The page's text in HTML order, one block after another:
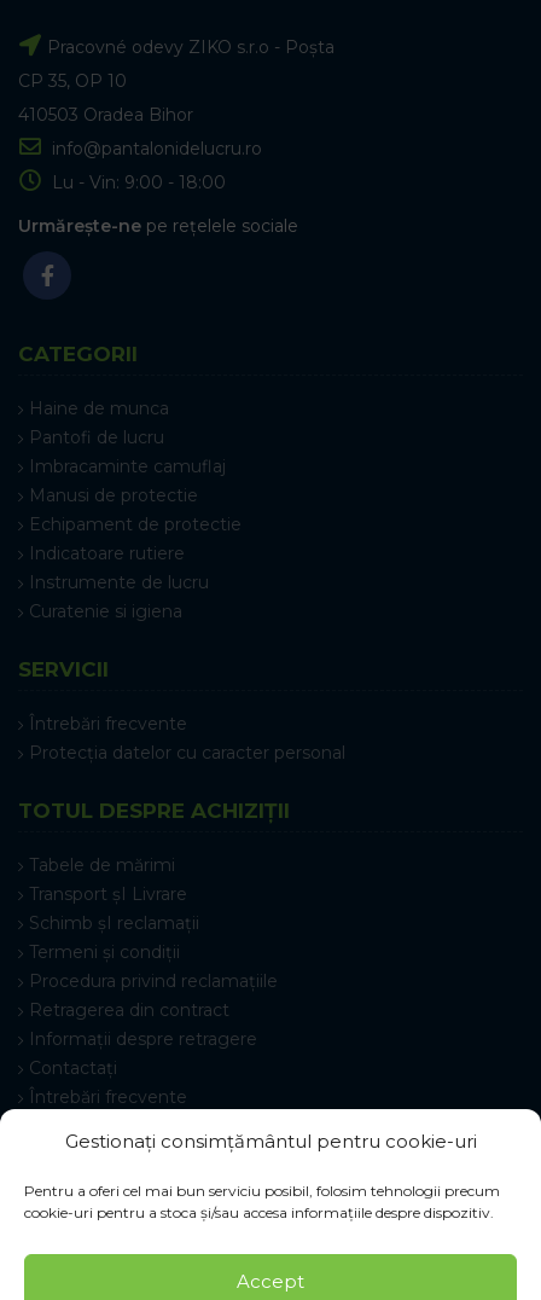
Gestionați consimțământul pentru cookie-uri
Pentru a oferi cel mai bun serviciu posibil, folosim tehnologii precum
cookie-uri pentru a stoca și/sau accesa informațiile despre dispozitiv.
Accept
Pracovné odevy ZIKO s.r.o - Poșta
CP 35, OP 10
410503 Oradea Bihor
info@pantalonidelucru.ro
Lu - Vin: 9:00 - 18:00
Urmărește-ne pe rețelele sociale
CATEGORII
Haine de munca
Pantofi de lucru
Imbracaminte camuflaj
Manusi de protectie
Echipament de protectie
Indicatoare rutiere
Instrumente de lucru
Curatenie si igiena
SERVICII
Întrebări frecvente
Protecția datelor cu caracter personal
TOTUL DESPRE ACHIZIȚII
Tabele de mărimi
Transport șI Livrare
Schimb șI reclamații
Termeni și condiții
Procedura privind reclamațiile
Retragerea din contract
Informații despre retragere
Contactați
Întrebări frecvente
© 2026 Pracovné odevy ZIKO s. r. o., toate drepturile